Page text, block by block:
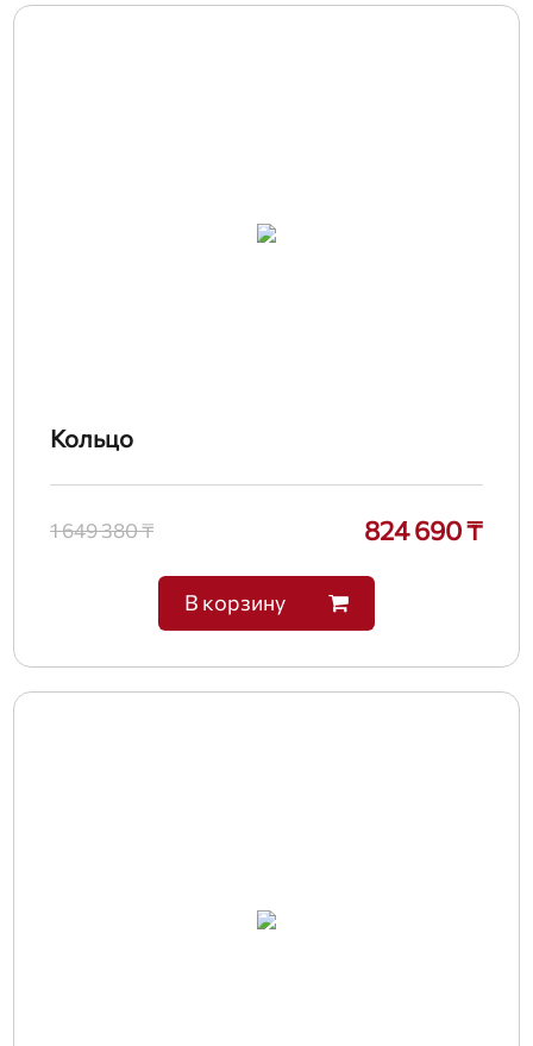
Кольцо
1 649 380 ₸ 824 690 ₸
В корзину